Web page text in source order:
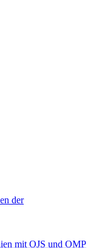
der
mit OJS und OMP